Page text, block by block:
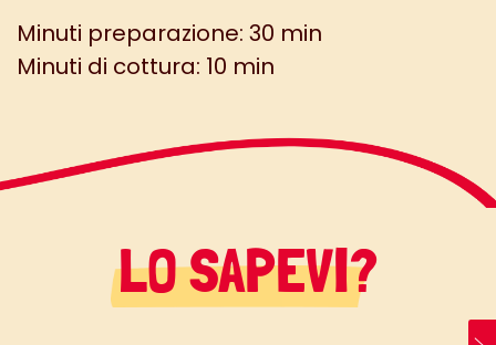
Minuti preparazione: 30 min
Minuti di cottura: 10 min
LO SAPEVI?